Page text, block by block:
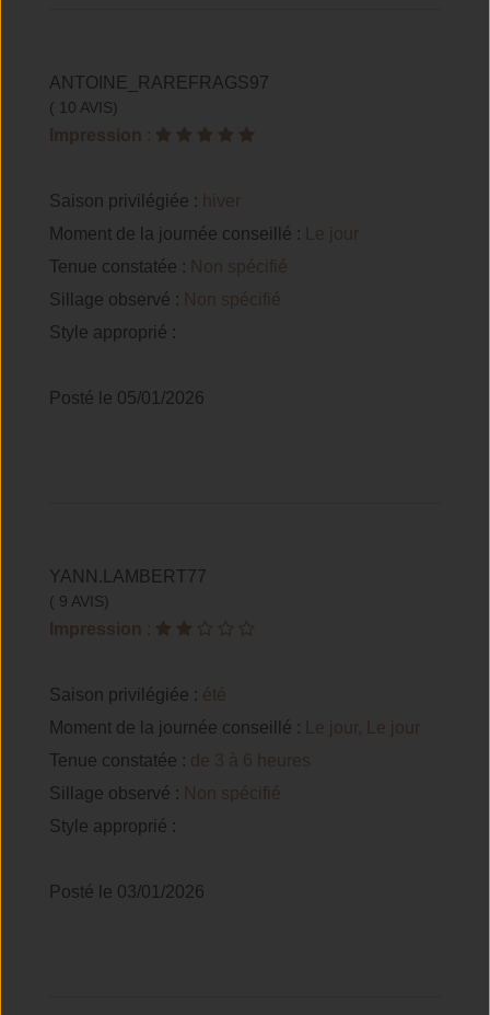
ANTOINE_RAREFRAGS97
( 10 AVIS)
Impression :
Saison privilégiée : hiver
Moment de la journée conseillé :
Le jour
Tenue constatée : Non spécifié
Sillage observé : Non spécifié
Style approprié :
Posté le 05/01/2026
YANN.LAMBERT77
( 9 AVIS)
Impression :
Saison privilégiée : été
Moment de la journée conseillé :
Le jour, Le jour
Tenue constatée : de 3 à 6 heures
Sillage observé : Non spécifié
Style approprié :
Posté le 03/01/2026